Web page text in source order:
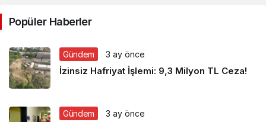
Popüler Haberler
Gündem 3 ay önce
İzinsiz Hafriyat İşlemi: 9,3 Milyon TL Ceza!
Gündem 3 ay önce